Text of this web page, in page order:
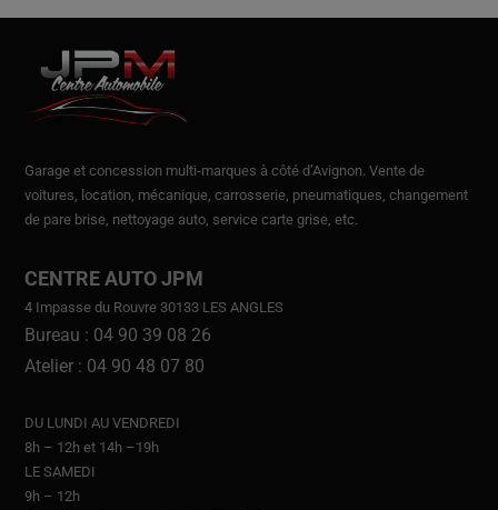
Garage et concession multi-marques à côté d’Avignon. Vente de
voitures , location, mécanique, carrosserie, pneumatiques, changement
de pare brise, nettoyage auto, service carte grise, etc.
CENTRE AUTO JPM
4 Impasse du Rouvre 30133 LES ANGLES
Bureau : 04 90 39 08 26
Atelier : 04 90 48 07 80
DU LUNDI AU VENDREDI
8h – 12h et 14h –19h
LE SAMEDI
9h – 12h